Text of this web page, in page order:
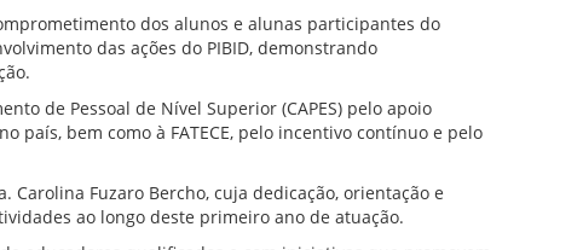
dos alunos e alunas participantes do
das ações do PIBID, demonstrando
de Pessoal de Nível Superior (CAPES) pelo apoio
bem como à FATECE, pelo incentivo contínuo e pelo
Fuzaro Bercho, cuja dedicação, orientação e
ao longo deste primeiro ano de atuação.